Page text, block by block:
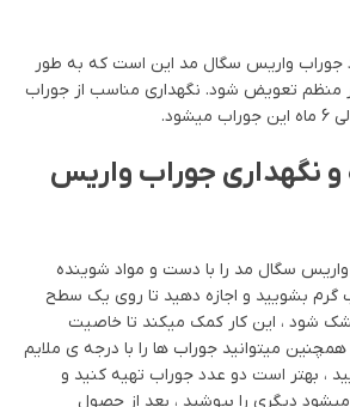
جوراب واریس سگال مد این است که به طور
منظم تعویض شود. نگهداری مناسب از جوراب
و نگهداری جوراب واریس
سگال مد را با دست و مواد شوینده
گرم بشویید و اجازه دهید تا روی یک سطح
شود ، این کار کمک میکند تا خاصیت
میتوانید جوراب ها را با درجه ی ملایم
، بهتر است دو عدد جوراب تهیه کنید و
دیگری را بپوشید ، بعد از حصول